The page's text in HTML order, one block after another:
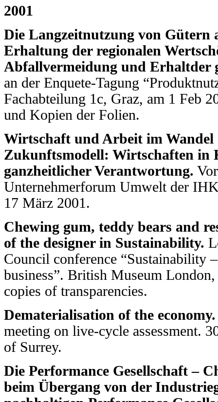
2001
Die Langzeitnutzung von Gütern
Erhaltung der regionalen
Abfallvermeidung und Erhaltder
an der Enquete-Tagung
Fachabteilung 1c, Graz, am 1 Feb
und Kopien der Folien.
Wirtschaft und Arbeit im Wandel
Zukunftsmodell: Wirtschaften in
ganzheitlicher Verantwortung.
Unternehmerforum Umwelt der
17 März 2001.
Chewing gum, teddy bears and
of the designer in Sustainability.
Council conference “Sustainability
business”. British Museum
copies of transparencies.
Dematerialisation of the economy.
meeting on live-cycle assessment.
of Surrey.
Die Performance Gesellschaft –
beim Übergang von der